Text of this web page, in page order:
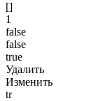
[]
1
false
false
true
Удалить
Изменить
tr